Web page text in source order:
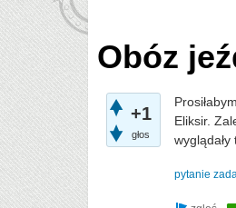
Obóz
+1
głos
Eliksir.
pytanie